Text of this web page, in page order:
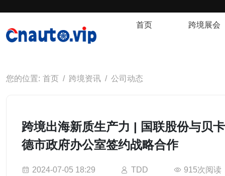
首页 跨境展会
首页 跨境资讯 公司动态
跨境出海新质生产力 | 国联股份与贝
德市政府办公室签约战略合作
2024-07-05 18:29 TDD 915次阅读